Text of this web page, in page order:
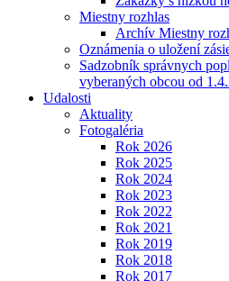
Miestny rozhlas
Archív Miestny
Oznámenia o uložení
Sadzobník správnych
vyberaných obcou od
Udalosti
Aktuality
Fotogaléria
Rok 2026
Rok 2025
Rok 2024
Rok 2023
Rok 2022
Rok 2021
Rok 2019
Rok 2018
Rok 2017